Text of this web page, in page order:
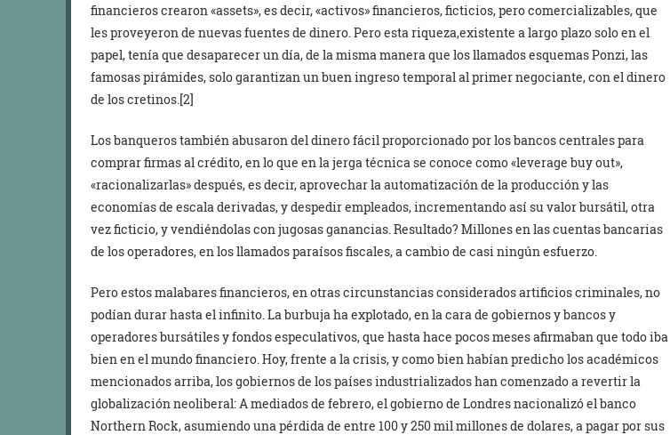
financieros crearon «assets», es decir, «activos» financieros, ficticios, pero comercializables, que
les proveyeron de nuevas fuentes de dinero. Pero esta riqueza,existente a largo plazo solo en el
papel, tenía que desaparecer un día, de la misma manera que los llamados esquemas Ponzi, las
famosas pirámides, solo garantizan un buen ingreso temporal al primer negociante, con el dinero
de los cretinos.[2]
Los banqueros también abusaron del dinero fácil proporcionado por los bancos centrales para
comprar firmas al crédito, en lo que en la jerga técnica se conoce como «leverage buy out»,
«racionalizarlas» después, es decir, aprovechar la automatización de la producción y las
economías de escala derivadas, y despedir empleados, incrementando así su valor bursátil, otra
vez ficticio, y vendiéndolas con jugosas ganancias. Resultado? Millones en las cuentas bancarias
de los operadores, en los llamados paraísos fiscales, a cambio de casi ningún esfuerzo.
Pero estos malabares financieros, en otras circunstancias considerados artificios criminales, no
podían durar hasta el infinito. La burbuja ha explotado, en la cara de gobiernos y bancos y
operadores bursátiles y fondos especulativos, que hasta hace pocos meses afirmaban que todo iba
bien en el mundo financiero. Hoy, frente a la crisis, y como bien habían predicho los académicos
mencionados arriba, los gobiernos de los países industrializados han comenzado a revertir la
globalización neoliberal: A mediados de febrero, el gobierno de Londres nacionalizó el banco
Northern Rock, asumiendo una pérdida de entre 100 y 250 mil millones de dolares, a pagar por sus